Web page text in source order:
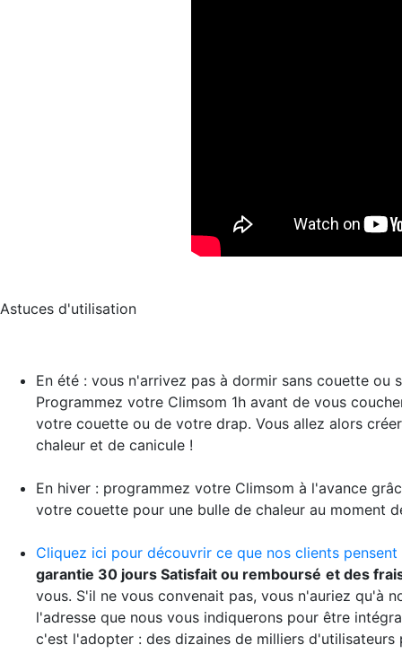
Astuces d'utilisation
En été : vous n'arrivez pas à dormir sans couette ou
Programmez votre Climsom 1h avant de vous
votre couette ou de votre drap. Vous allez alors
chaleur et de canicule !
En hiver : programmez votre Climsom à l'avance
votre couette pour une bulle de chaleur au moment
Cliquez ici pour découvrir ce que nos clients
garantie 30 jours Satisfait ou remboursé et des
vous. S'il ne vous convenait pas, vous n'auriez qu'à
l'adresse que nous vous indiquerons pour être
c'est l'adopter : des dizaines de milliers d'utilisateurs